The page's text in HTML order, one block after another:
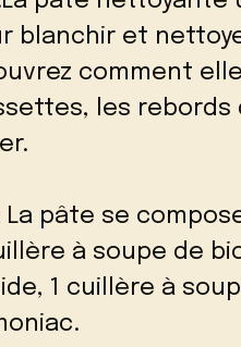
blanchir et
comment
les
La pâte se
à soupe de
1 cuillère à